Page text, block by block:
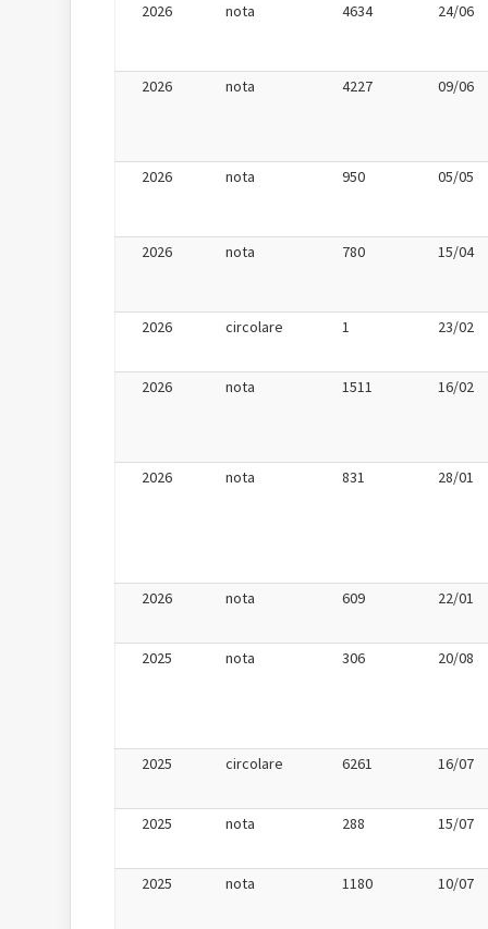
2026 nota 4634 24/06
2026 nota 4227 09/06
2026 nota 950 05/05
2026 nota 780 15/04
2026 circolare 1 23/02
2026 nota 1511 16/02
2026 nota 831 28/01
2026 nota 609 22/01
2025 nota 306 20/08
2025 circolare 6261 16/07
2025 nota 288 15/07
2025 nota 1180 10/07